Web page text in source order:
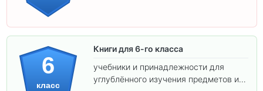
6
класс
Книги для 6-го класса
учебники и принадлежности для
углублённого изучения предметов и